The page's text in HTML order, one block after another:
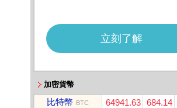
加密貨幣
比特幣 BTC 64941.63 684.14